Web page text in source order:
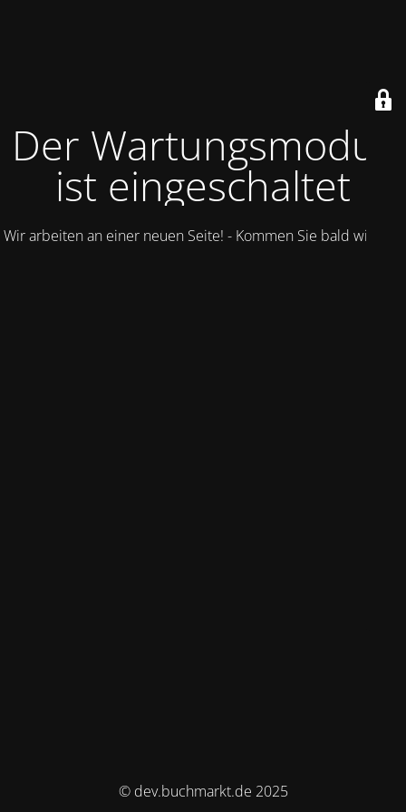
Der Wartungsmodus
ist eingeschaltet
Wir arbeiten an einer neuen Seite! - Kommen Sie bald wieder.
© dev.buchmarkt.de 2025